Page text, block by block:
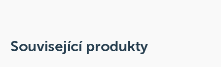
Související produkty